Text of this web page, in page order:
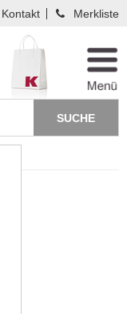
Kontakt Merkliste